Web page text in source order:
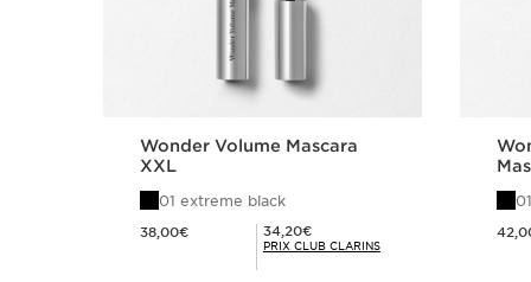
Wonder Volume Mascara
XXL
01 extreme black
38,00€ Prix Club Clarins 34,20€
34,20€
PRIX CLUB CLARINS